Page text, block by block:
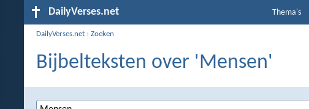
DailyVerses.net Thema's
DailyVerses.net ›Zoeken
Bijbelteksten over 'Mensen'